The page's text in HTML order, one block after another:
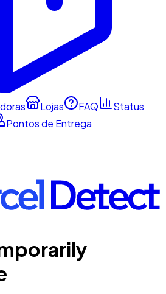
Lojas FAQ
Status
Pontos de Entrega